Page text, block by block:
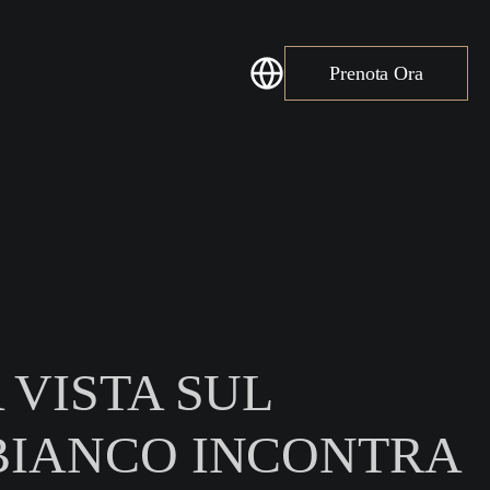
Prenota Ora
SUL
INCONTRA